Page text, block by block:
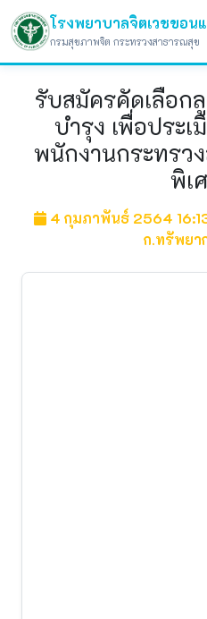
โรงพยาบาลจิตเวชขอน
กรมสุขภาพจิต กระทรวงสาธารณสุข
รับสมัครคัดเลือก
บำรุง เพื่อประเ
พนักงานกระทรว
พิเ
4 กุมภาพันธ์ 2564
ก.ทรัพยา